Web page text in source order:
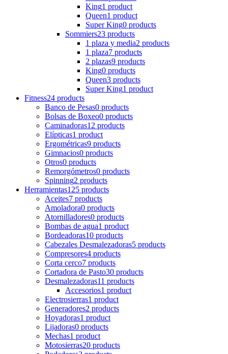
King1 product
Queen1 product
Super King0 products
Sommiers23 products
1 plaza y media2 products
1 plaza7 products
2 plazas9 products
King0 products
Queen3 products
Super King1 product
Fitness24 products
Banco de Pesas0 products
Bolsas de Boxeo0 products
Caminadoras12 products
Elípticas1 product
Ergométricas9 products
Gimnacios0 products
Otros0 products
Remorgómetros0 products
Spinning2 products
Herramientas125 products
Aceites7 products
Amoladora0 products
Atornilladores0 products
Bombas de agua1 product
Bordeadoras10 products
Cabezales Desmalezadoras5 products
Compresores4 products
Corta cerco7 products
Cortadora de Pasto30 products
Desmalezadoras11 products
Accesorios1 product
Electrosierras1 product
Generadores2 products
Hoyadoras1 product
Lijadoras0 products
Mechas1 product
Motosierras20 products